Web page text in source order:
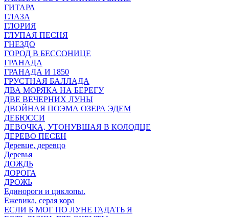
ГИТАРА
ГЛАЗА
ГЛОРИЯ
ГЛУПАЯ ПЕСНЯ
ГНЕЗДО
ГОРОД В БЕССОНИЦЕ
ГРАНАДА
ГРАНАДА И 1850
ГРУСТНАЯ БАЛЛАДА
ДВА МОРЯКА НА БЕРЕГУ
ДВЕ ВЕЧЕРНИХ ЛУНЫ
ДВОЙНАЯ ПОЭМА ОЗЕРА ЭДЕМ
ДЕБЮССИ
ДЕВОЧКА, УТОНУВШАЯ В КОЛОДЦЕ
ДЕРЕВО ПЕСЕН
Деревце, деревцо
Деревья
ДОЖДЬ
ДОРОГА
ДРОЖЬ
Единороги и циклопы.
Ежевика, серая кора
ЕСЛИ Б МОГ ПО ЛУНЕ ГАДАТЬ Я